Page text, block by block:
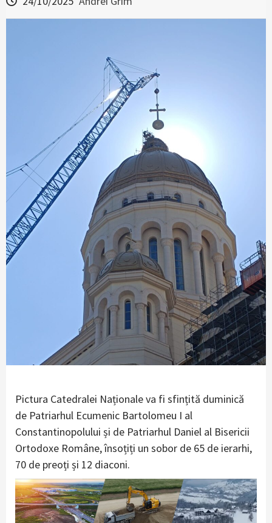
Pictura Catedralei Naționale va fi sfințită duminică
de Patriarhul Ecumenic Bartolomeu I al
Constantinopolului și de Patriarhul Daniel al Bisericii
Ortodoxe Române, însoțiți un sobor de 65 de ierarhi,
70 de preoți și 12 diaconi.